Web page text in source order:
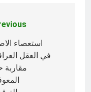
المقالات
استعصاء
في العقل
مقاربة